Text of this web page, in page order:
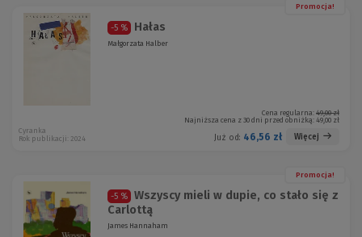
Promocja!
-5 % Hałas
Małgorzata Halber
Cena regularna: 49,00 zł
Najniższa cena z 30 dni przed obniżką: 49,00 zł
Już od: 46,56 zł Więcej
Cyranka
Rok publikacji: 2024
Promocja!
-5 %
Wszyscy mieli w dupie, co stało się z
Carlottą
James Hannaham